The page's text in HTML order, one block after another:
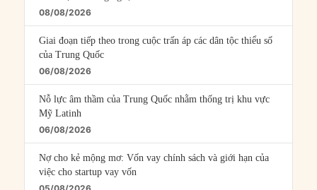
08/08/2026
Giai đoạn tiếp theo trong cuộc trấn áp các dân tộc thiểu số
của Trung Quốc
06/08/2026
Nỗ lực âm thầm của Trung Quốc nhằm thống trị khu vực
Mỹ Latinh
06/08/2026
Nợ cho kẻ mộng mơ: Vốn vay chính sách và giới hạn của
việc cho startup vay vốn